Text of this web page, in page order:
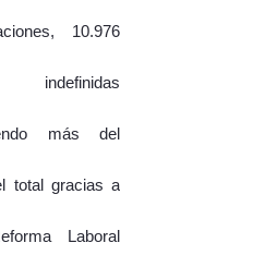
10.976
más del
total gracias a
Laboral